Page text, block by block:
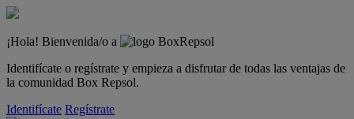
¡Hola! Bienvenida/o a
Identifícate o regístrate y empieza a disfrutar de todas las ventajas de
la comunidad Box Repsol.
Identifícate Regístrate